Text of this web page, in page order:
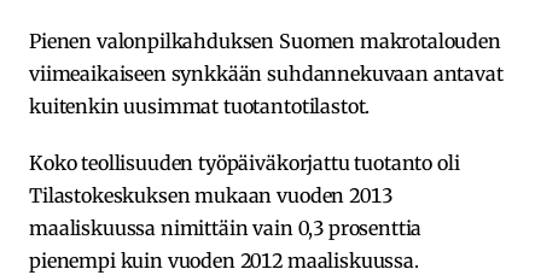
Pienen valonpilkahduksen Suomen makrotalouden
viimeaikaiseen synkkään suhdannekuvaan antavat
kuitenkin uusimmat tuotantotilastot.
Koko teollisuuden työpäiväkorjattu tuotanto oli
Tilastokeskuksen mukaan vuoden 2013
maaliskuussa nimittäin vain 0,3 prosenttia
pienempi kuin vuoden 2012 maaliskuussa.